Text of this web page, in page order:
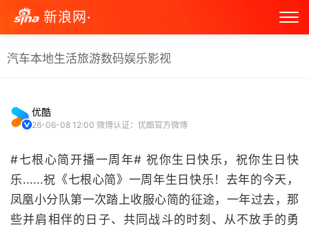
新浪网·
汽车本地生活旅游数码娱乐影视
优酷
26-06-08 12:00 微博认证：优酷官方微博
#七根心简开播一周年# 祝你生日快乐，祝你生日快
乐......祝《七根心简》一周年生日快乐！去年的今天，
凤凰小分队第一次踏上收服心简的征途，一年过去，那
些并肩相伴的日子、共同战斗的时刻、从不放手的勇